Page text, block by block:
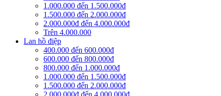
1.000.000 đến 1.500.000đ
1.500.000 đến 2.000.000đ
2.000.000đ đến 4.000.000đ
Trên 4.000.000
Lan hồ điệp
400.000 đến 600.000đ
600.000 đến 800.000đ
800.000 đến 1.000.000đ
1.000.000 đến 1.500.000đ
1.500.000 đến 2.000.000đ
2.000.000đ đến 4.000.000đ